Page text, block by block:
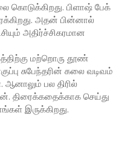
கொடுக்கிறது. பிளாஷ் பேக்
அதன் பின்னால்
அதிர்ச்சிகரமான
மற்றொரு தூண்
சுபேந்தரின் கலை வடிவம்
பல திரில்
திரைக்கதைக்காக செய்து
இருக்கிறது.